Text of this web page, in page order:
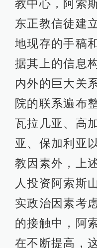
教中心，阿索
东正教信徒建
地现存的手稿
据其上的信息
内外的巨大关
院的联系遍布
瓦拉几亚、高
亚、保加利亚
教因素外，上
人投资阿索斯
实政治因素考
的接触中，阿
在不断提高，